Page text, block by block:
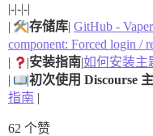
|-|-|-|
|
|存储库| GitHub -
component: Forced login /
|
|安装指南|如何安装主
|
|初次使用 Discourse 主
指南 |
62 个赞